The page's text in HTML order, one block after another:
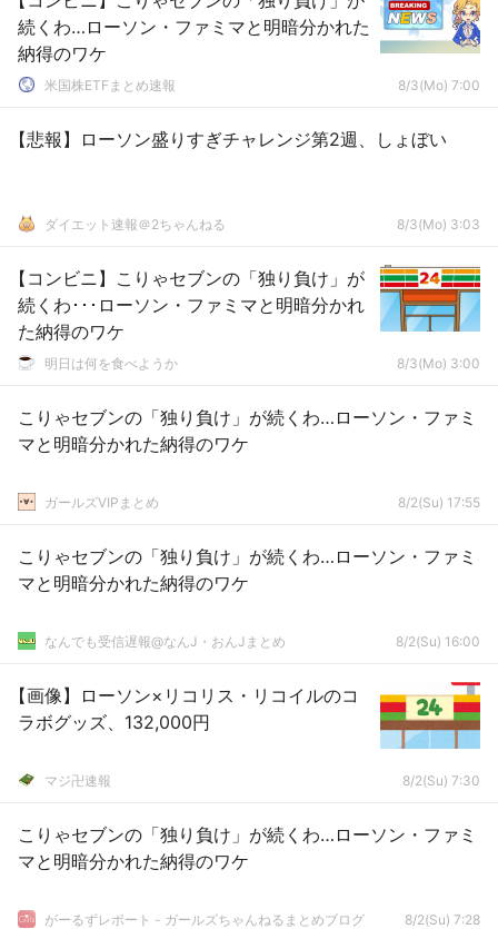
続くわ…ローソン・ファミマと明暗分かれた
納得のワケ
米国株ETFまとめ速報 8/3(Mo) 7:00
【悲報】ローソン盛りすぎチャレンジ第2週、しょぼい
ダイエット速報＠2ちゃんねる 8/3(Mo) 3:03
【コンビニ】こりゃセブンの「独り負け」が
続くわ･･･ローソン・ファミマと明暗分かれ
た納得のワケ
明日は何を食べようか 8/3(Mo) 3:00
こりゃセブンの「独り負け」が続くわ…ローソン・ファミ
マと明暗分かれた納得のワケ
ガールズVIPまとめ 8/2(Su) 17:55
こりゃセブンの「独り負け」が続くわ…ローソン・ファミ
マと明暗分かれた納得のワケ
なんでも受信遅報@なんJ・おんJまとめ 8/2(Su) 16:00
【画像】ローソン×リコリス・リコイルのコ
ラボグッズ、132,000円
マジ卍速報 8/2(Su) 7:30
こりゃセブンの「独り負け」が続くわ…ローソン・ファミ
マと明暗分かれた納得のワケ
がーるずレポート - ガールズちゃんねるまとめブログ 8/2(Su) 7:28